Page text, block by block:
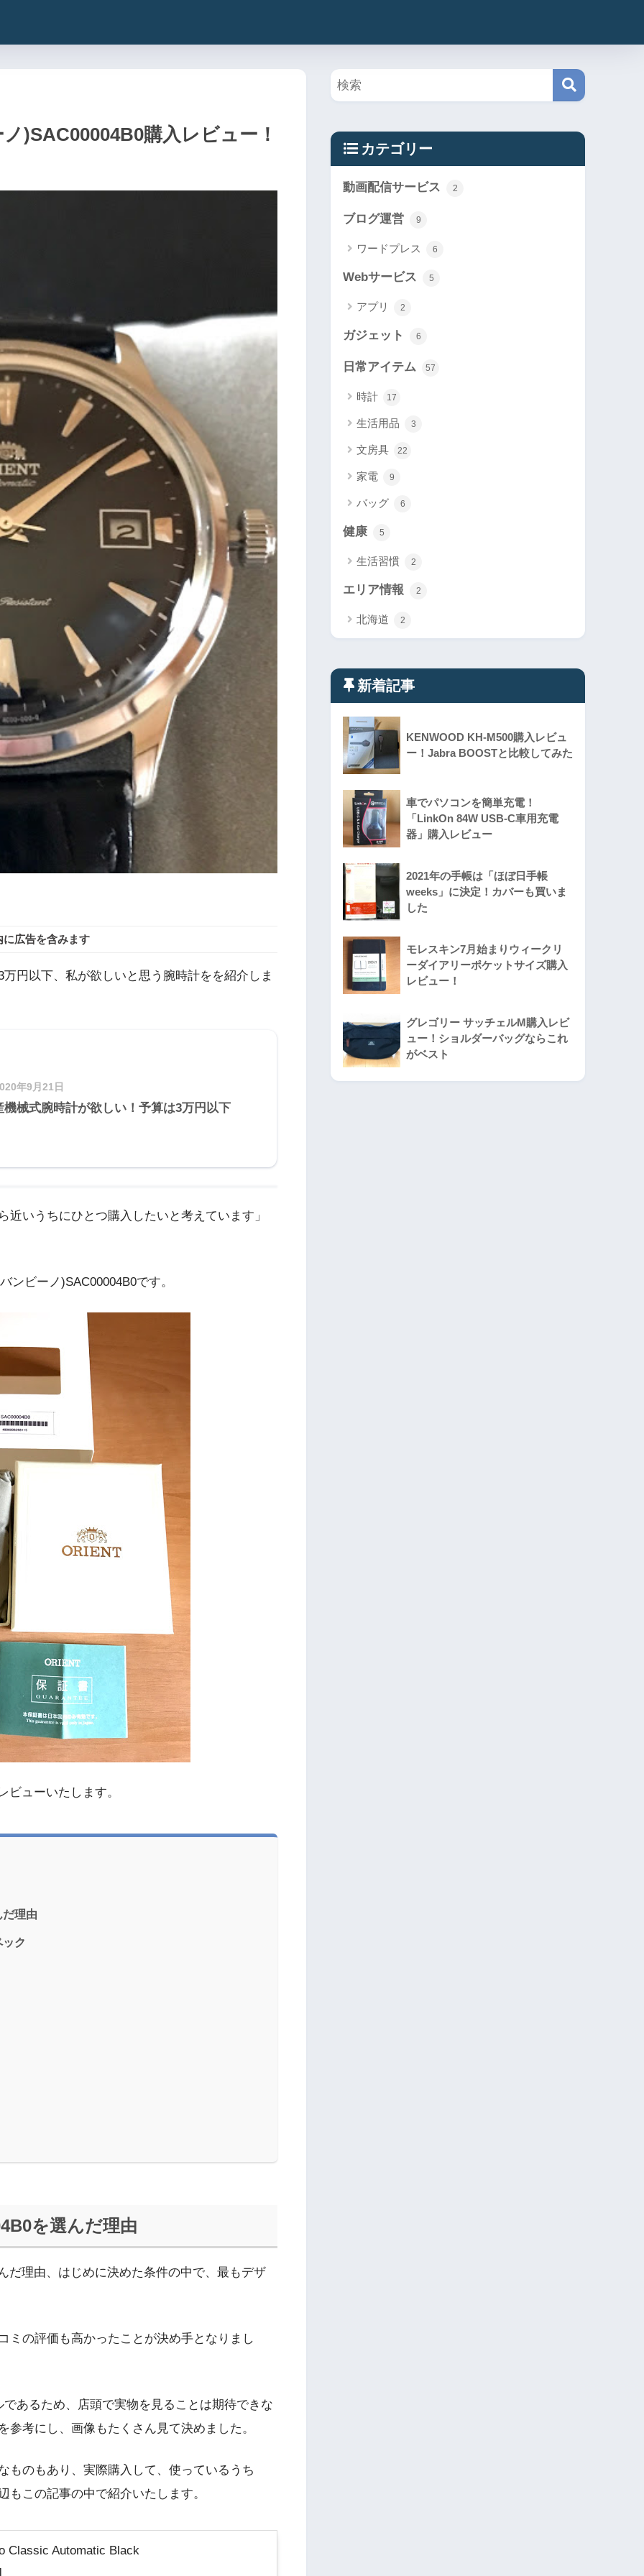
)SAC00004B0購入レビュー！
に広告を含みます
円以下、私が欲しいと思う腕時計をを紹介しま
年9月21日
機械式腕時計が欲しい！予算は3万円以下
いうちにひとつ購入したいと考えています」
ンビーノ)SAC00004B0です。
ビューいたします。
理由
ク
を選んだ理由
だ理由、はじめに決めた条件の中で、最もデザ
ミの評価も高かったことが決め手となりまし
あるため、店頭で実物を見ることは期待できな
考にし、画像もたくさん見て決めました。
ものもあり、実際購入して、使っているうち
この記事の中で紹介いたします。
Classic Automatic Black
カテゴリー
動画配信サービス 2
ブログ運営 9
ワードプレス 6
Webサービス 5
アプリ 2
ガジェット 6
日常アイテム 57
時計 17
生活用品 3
文房具 22
家電 9
バッグ 6
健康 5
生活習慣 2
エリア情報 2
北海道 2
新着記事
KENWOOD KH-M500購入レビュ
ー！Jabra BOOSTと比較してみた
車でパソコンを簡単充電！
「LinkOn 84W USB-C車用充電
器」購入レビュー
2021年の手帳は「ほぼ日手帳
weeks」に決定！カバーも買いま
した
モレスキン7月始まりウィークリ
ーダイアリーポケットサイズ購入
レビュー！
グレゴリー サッチェルM購入レビ
ュー！ショルダーバッグならこれ
がベスト